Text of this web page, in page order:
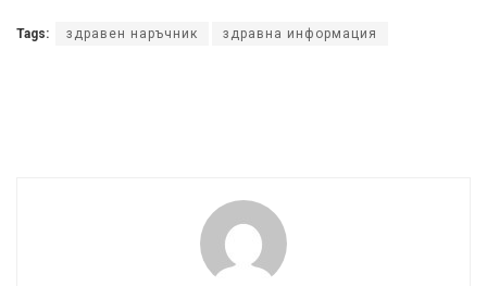
Tags: здравен наръчник здравна информация